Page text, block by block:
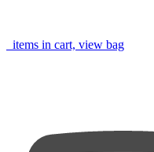
items in cart, view bag